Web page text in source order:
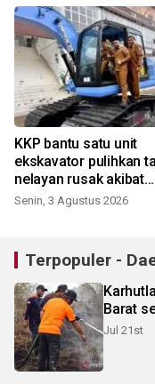
KKP bantu satu unit
ekskavator pulihkan
nelayan rusak akibat
bencana
Senin, 3 Agustus 2026
Terpopuler -
Barat
Jul 21st